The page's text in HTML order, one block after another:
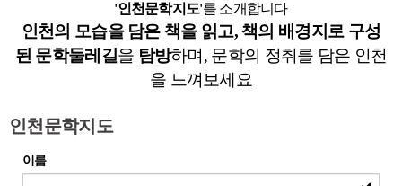
'인천문학지도'를 소개합니다
인천의 모습을 담은 책을 읽고, 책의 배경지로 구성
된 문학둘레길을 탐방하며, 문학의 정취를 담은 인천
을 느껴보세요
인천문학지도
이름